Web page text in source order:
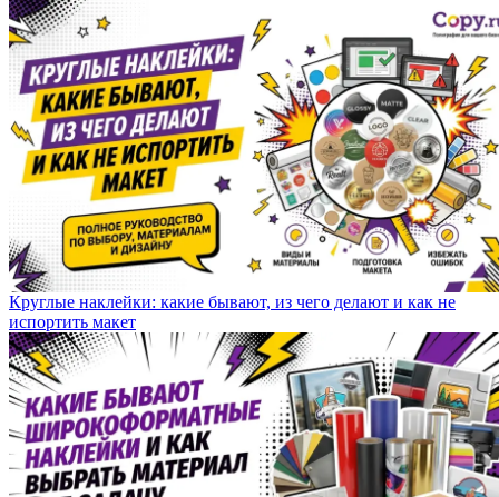
Круглые наклейки: какие бывают, из чего делают и как не
испортить макет